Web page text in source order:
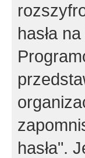
hasła
hasła".